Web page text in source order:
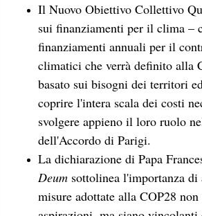
Il Nuovo Obiettivo Collettivo
sui finanziamenti per il clima –
finanziamenti annuali per il
climatici che verrà definito alla
basato sui bisogni dei territori
coprire l'intera scala dei costi
svolgere appieno il loro ruolo
dell'Accordo di Parigi.
La dichiarazione di Papa
Deum sottolinea l'importanza di
misure adottate alla COP28